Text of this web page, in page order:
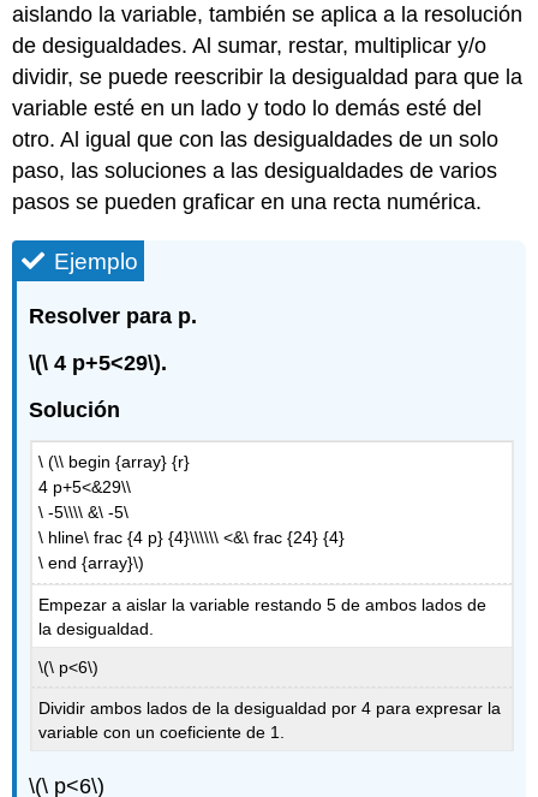
Ejemplo
Avanzado
Ejercicio
Ejercicio
Resumen
aislando la variable, también se aplica a la resolución
de desigualdades. Al sumar, restar, multiplicar y/o
dividir, se puede reescribir la desigualdad para que la
variable esté en un lado y todo lo demás esté del
otro. Al igual que con las desigualdades de un solo
paso, las soluciones a las desigualdades de varios
pasos se pueden graficar en una recta numérica.
Ejemplo
Resolver para p.
\(\ 4 p+5<29\).
Solución
\ (\\ begin {array} {r}
4 p+5<&29\\
\ -5\\\\ &\ -5\
\ hline\ frac {4 p} {4}\\\\\\ <&\ frac {24} {4}
\ end {array}\)
Empezar a aislar la variable restando 5 de ambos lados de
la desigualdad.
\(\ p<6\)
Dividir ambos lados de la desigualdad por 4 para expresar la
variable con un coeficiente de 1.
\(\ p<6\)